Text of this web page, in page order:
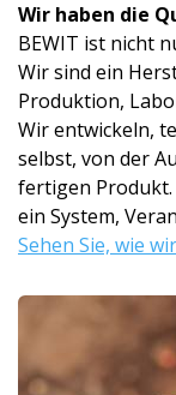
Wir haben die
BEWIT ist nicht
Wir sind ein
Produktion,
Wir entwickeln,
selbst, von der
fertigen Produkt.
ein System,
Sehen Sie, wie